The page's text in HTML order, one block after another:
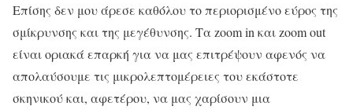
Επίσης δεν μου άρεσε καθόλου το περιορισμένο εύρος της
σμίκρυνσης και της μεγέθυνσης. Τα zoom in και zoom out
είναι οριακά επαρκή για να μας επιτρέψουν αφενός να
απολαύσουμε τις μικρολεπτομέρειες του εκάστοτε
σκηνικού και, αφετέρου, να μας χαρίσουν μια